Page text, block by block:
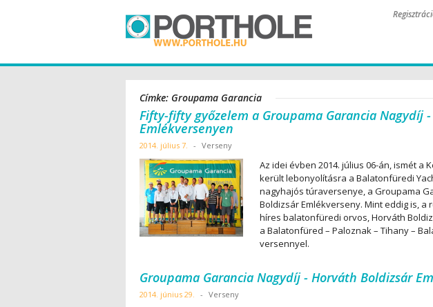
Címke: Groupama Garancia
Fifty-fifty győzelem a Groupama Garancia Nagydíj
Emlékversenyen
2014. július 7. - Verseny
Az idei évben 2014. július 06-án, ismét a
került lebonyolításra a Balatonfüredi
nagyhajós túraversenye, a Groupama
Boldizsár Emlékverseny. Mint eddig is,
híres balatonfüredi orvos, Horváth
a Balatonfüred – Paloznak – Tihany –
versennyel.
Groupama Garancia Nagydíj - Horváth Boldizsár
2014. június 29. - Verseny